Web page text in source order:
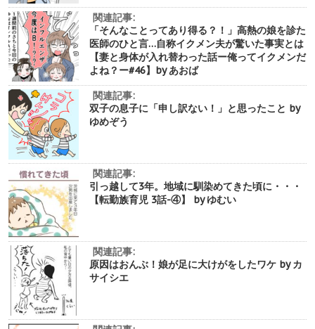
関連記事:
「そんなことってあり得る？！」高熱の娘を診た
医師のひと言…自称イクメン夫が驚いた事実とは
【妻と身体が入れ替わった話ー俺ってイクメンだ
よね？ー#46】by あおば
関連記事:
双子の息子に「申し訳ない！」と思ったこと by
ゆめぞう
関連記事:
引っ越して3年。地域に馴染めてきた頃に・・・
【転勤族育児 3話-④】 by ゆむい
関連記事:
原因はおんぶ！娘が足に大けがをしたワケ by カ
サイシエ